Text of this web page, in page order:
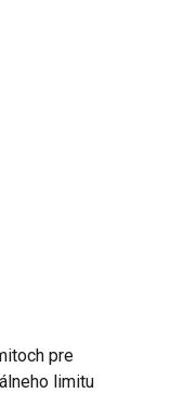
pre
limitu